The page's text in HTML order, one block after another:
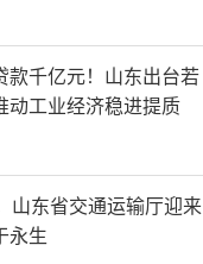
款千亿元！山东出台若
动工业经济稳进提质
山东省交通运输厅迎来
生